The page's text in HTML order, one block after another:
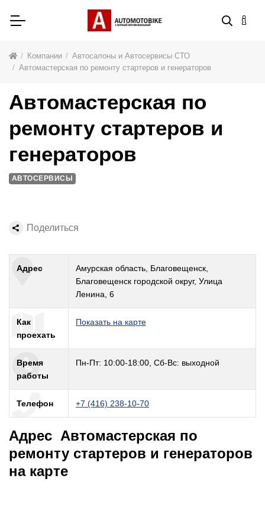
Компании
Автосалоны и Автосервисы СТО
Автомастерская по ремонту стартеров и генераторов
Адрес
Амурская область, Благовещенск,
Благовещенск городской округ, Улица
Ленина, 6
Как
проехать
Показать на карте
Время
работы
Пн-Пт: 10:00-18:00, Сб-Вс: выходной
Телефон +7 (416) 238-10-70
Адрес Автомастерская по
ремонту стартеров и генераторов
на карте
Автомастерская по
ремонту стартеров и
генераторов
АВТОСЕРВИСЫ
Поделиться